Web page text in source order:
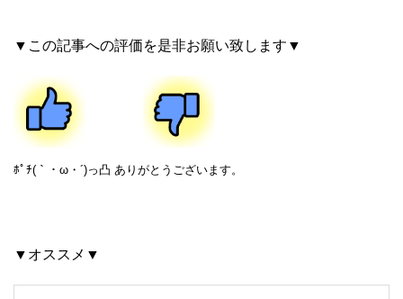
▼この記事への評価を是非お願い致します▼
ﾎﾟﾁ(｀・ω・´)っ凸 ありがとうございます。
▼オススメ▼